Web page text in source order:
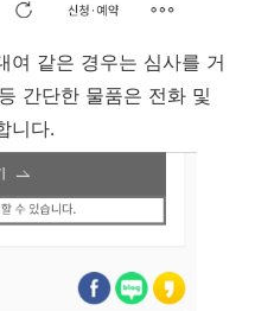
여 같은 경우는 심사를 거
간단한 물품은 전화 및
니다.